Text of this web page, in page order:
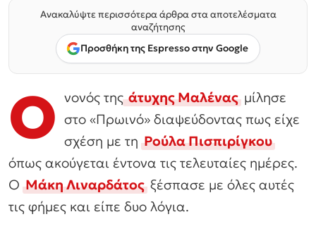
Ανακαλύψτε περισσότερα άρθρα στα αποτελέσματα
αναζήτησης
Προσθήκη της Espresso στην Google
Ο νονός τηςάτυχης Μαλέναςμίλησε
στο «Πρωινό» διαψεύδοντας πως είχε
σχέση με τηΡούλα Πισπιρίγκου
όπως ακούγεται έντονα τις τελευταίες ημέρες.
ΟΜάκη Λιναρδάτοςξέσπασε με όλες αυτές
τις φήμες και είπε δυο λόγια.